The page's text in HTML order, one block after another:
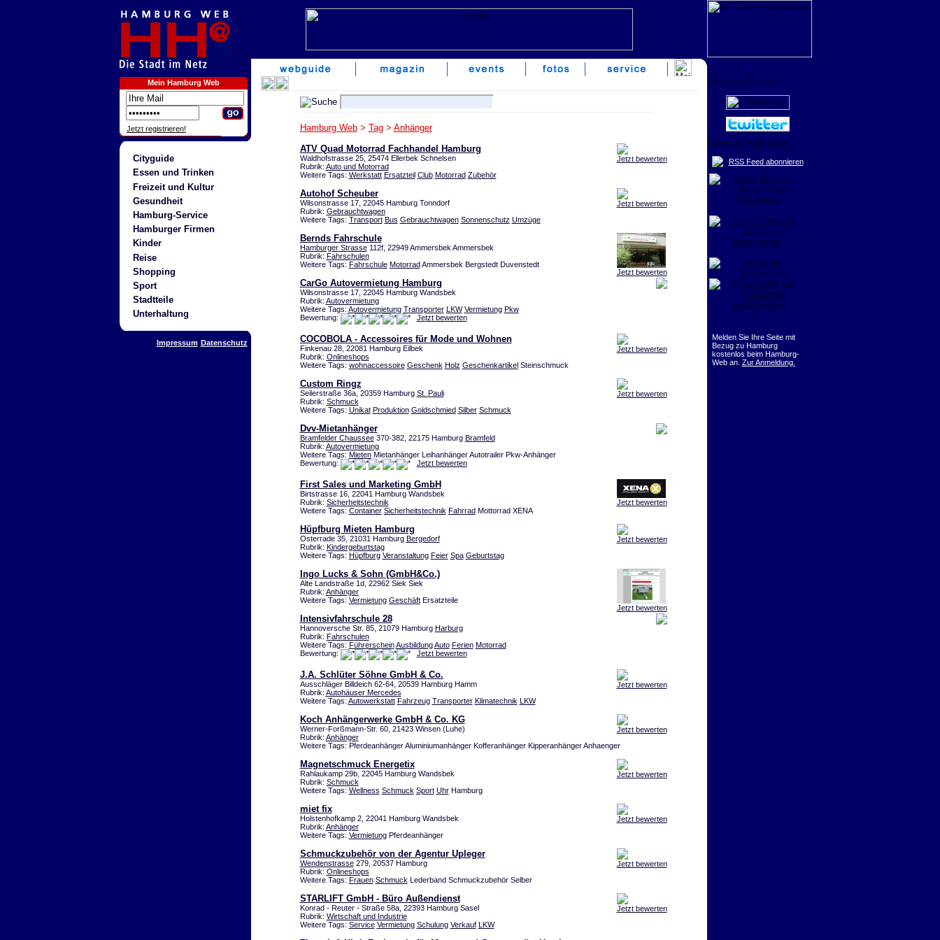
Mein Hamburg Web
Jetzt registrieren!
Cityguide
Essen und Trinken
Freizeit und Kultur
Gesundheit
Hamburg-Service
Hamburger Firmen
Kinder
Reise
Shopping
Sport
Stadtteile
Unterhaltung
Impressum Datenschutz
Hamburg Web> Tag> Anhänger
Jetzt bewerten
ATV Quad Motorrad Fachhandel Hamburg
Waldhofstrasse 25, 25474 Ellerbek Schnelsen
Rubrik: Auto und Motorrad
Weitere Tags: Werkstatt Ersatzteil Club Motorrad Zubehör
Jetzt bewerten
Autohof Scheuber
Wilsonstrasse 17, 22045 Hamburg Tonndorf
Rubrik: Gebrauchtwagen
Weitere Tags: Transport Bus Gebrauchtwagen Sonnenschutz Umzüge
Jetzt bewerten
Bernds Fahrschule
Hamburger Strasse112f, 22949 Ammersbek Ammersbek
Rubrik: Fahrschulen
Weitere Tags: Fahrschule MotorradAmmersbek Bergstedt Duvenstedt
CarGo Autovermietung Hamburg
Wilsonstrasse 17, 22045 Hamburg Wandsbek
Rubrik: Autovermietung
Weitere Tags: Autovermietung Transporter LKW Vermietung Pkw
Bewertung:
Jetzt bewerten
Jetzt bewerten
COCOBOLA - Accessoires für Mode und Wohnen
Finkenau 28, 22081 Hamburg Eilbek
Rubrik: Onlineshops
Weitere Tags: wohnaccessoire Geschenk Holz GeschenkartikelSteinschmuck
Jetzt bewerten
Custom Ringz
Seilerstraße 36a, 20359 Hamburg St. Pauli
Rubrik: Schmuck
Weitere Tags: Unikat Produktion Goldschmied Silber Schmuck
Dvv-Mietanhänger
Bramfelder Chaussee370-382, 22175 Hamburg Bramfeld
Rubrik: Autovermietung
Weitere Tags: MietenMietanhänger Leihanhänger Autotrailer Pkw-Anhänger
Bewertung:
Jetzt bewerten
Jetzt bewerten
First Sales und Marketing GmbH
Birtstrasse 16, 22041 Hamburg Wandsbek
Rubrik: Sicherheitstechnik
Weitere Tags: Container Sicherheitstechnik FahrradMottorrad XENA
Jetzt bewerten
Hüpfburg Mieten Hamburg
Osterrade 35, 21031 Hamburg Bergedorf
Rubrik: Kindergeburtstag
Weitere Tags: Hüpfburg Veranstaltung Feier Spa Geburtstag
Jetzt bewerten
Ingo Lucks & Sohn (GmbH&Co.)
Alte Landstraße 1d, 22962 Siek Siek
Rubrik: Anhänger
Weitere Tags: Vermietung GeschäftErsatzteile
Intensivfahrschule 28
Hannoversche Str. 85, 21079 Hamburg Harburg
Rubrik: Fahrschulen
Weitere Tags: Führerschein Ausbildung Auto Ferien Motorrad
Bewertung:
Jetzt bewerten
Jetzt bewerten
J.A. Schlüter Söhne GmbH & Co.
Ausschläger Billdeich 62-64, 20539 Hamburg Hamm
Rubrik: Autohäuser Mercedes
Weitere Tags: Autowerkstatt Fahrzeug Transporter Klimatechnik LKW
Jetzt bewerten
Koch Anhängerwerke GmbH & Co. KG
Werner-Forßmann-Str. 60, 21423 Winsen (Luhe)
Rubrik: Anhänger
Weitere Tags: Pferdeanhänger Aluminiumanhänger Kofferanhänger Kipperanhänger Anhaenger
Jetzt bewerten
Magnetschmuck Energetix
Rahlaukamp 29b, 22045 Hamburg Wandsbek
Rubrik: Schmuck
Weitere Tags: Wellness Schmuck Sport UhrHamburg
Jetzt bewerten
miet fix
Holstenhofkamp 2, 22041 Hamburg Wandsbek
Rubrik: Anhänger
Weitere Tags: VermietungPferdeanhänger
Jetzt bewerten
Schmuckzubehör von der Agentur Upleger
Wendenstrasse279, 20537 Hamburg
Rubrik: Onlineshops
Weitere Tags: Frauen Schmuck Lederband Schmuckzubehör Selber
Jetzt bewerten
STARLIFT GmbH - Büro Außendienst
Konrad - Reuter - Straße 58a, 22393 Hamburg Sasel
Rubrik: Wirtschaft und Industrie
Weitere Tags: Service Vermietung Schulung Verkauf LKW
RSS Feed abonnieren
Melden Sie Ihre Seite mit
Bezug zu Hamburg
kostenlos beim Hamburg-
Web an. Zur Anmeldung.